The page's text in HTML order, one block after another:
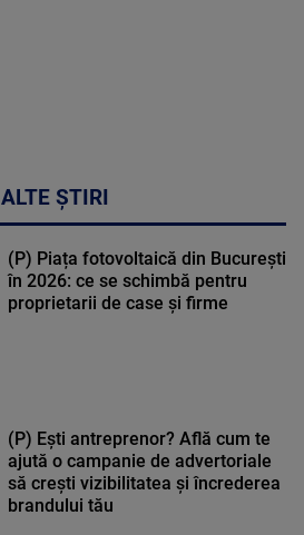
ALTE ȘTIRI
(P) Piața fotovoltaică din București
în 2026: ce se schimbă pentru
proprietarii de case și firme
(P) Ești antreprenor? Află cum te
ajută o campanie de advertoriale
să crești vizibilitatea și încrederea
brandului tău